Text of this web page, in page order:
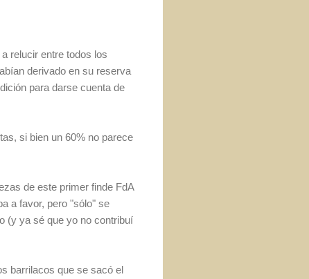
relucir entre todos los
derivado en su reserva
para darse cuenta de
si bien un 60% no parece
de este primer finde FdA
a favor, pero "sólo" se
(y ya sé que yo no contribuí
barrilacos que se sacó el